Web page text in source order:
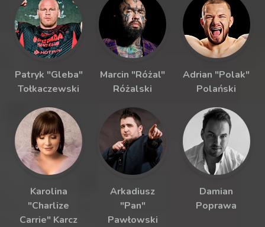
Patryk "Gleba"
Tołkaczewski
Marcin "Różal"
Różalski
Adrian "Polak"
Polański
Karolina
"Charlize
Carrie" Karcz
Arkadiusz
"Pan"
Pawłowski
Damian
Poprawa